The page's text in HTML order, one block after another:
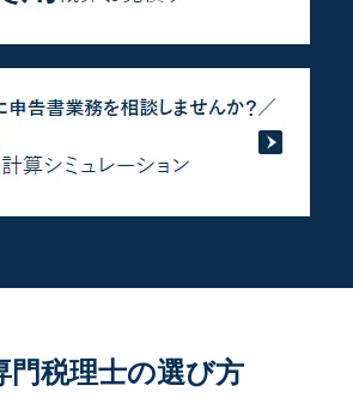
門税理士の選び方